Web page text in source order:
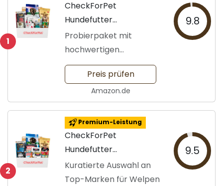
1
CheckForPet
Hundefutter
Probierpaket für Hunde
Probierpaket mit
hochwertigen
Futtersorten
9.8
Preis prüfen
Amazon.de
2
Premium-Leistung
CheckForPet
Hundefutter
Probierpaket für
Welpen
Kuratierte Auswahl an
Top-Marken für Welpen
9.5